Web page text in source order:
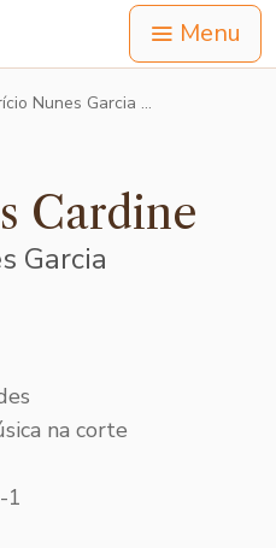
Menu
Nunes Garcia …
Cardine
Garcia
na corte
1